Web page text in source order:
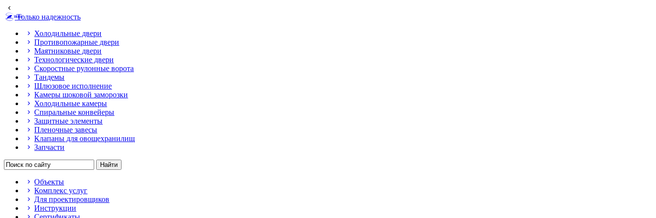
Только надежность
Холодильные двери
Противопожарные двери
Маятниковые двери
Технологические двери
Скоростные рулонные ворота
Тандемы
Шлюзовое исполнение
Камеры шоковой заморозки
Холодильные камеры
Спиральные конвейеры
Защитные элементы
Пленочные завесы
Клапаны для овощехранилищ
Запчасти
Объекты
Комплекс услуг
Для проектировщиков
Инструкции